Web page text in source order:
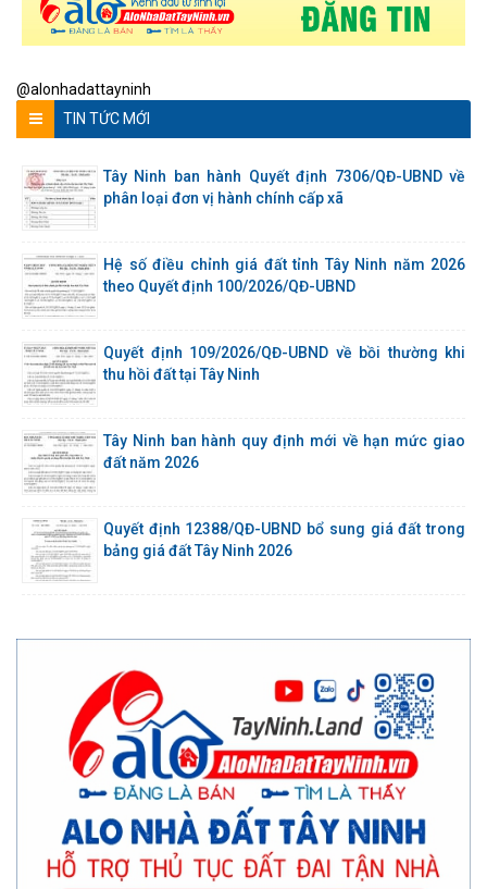
@alonhadattayninh
TIN TỨC MỚI
Tây Ninh ban hành Quyết định 7306/QĐ-UBND về
phân loại đơn vị hành chính cấp xã
Hệ số điều chỉnh giá đất tỉnh Tây Ninh năm 2026
theo Quyết định 100/2026/QĐ-UBND
Quyết định 109/2026/QĐ-UBND về bồi thường khi
thu hồi đất tại Tây Ninh
Tây Ninh ban hành quy định mới về hạn mức giao
đất năm 2026
Quyết định 12388/QĐ-UBND bổ sung giá đất trong
bảng giá đất Tây Ninh 2026